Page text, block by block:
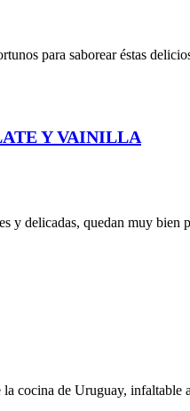
para saborear éstas
Y VAINILLA
y delicadas, quedan muy
cocina de Uruguay,